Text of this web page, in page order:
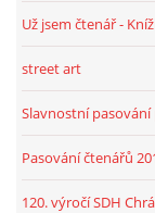
Už jsem čtenář -
street art
Slavnostní
Pasování čtenářů
120. výročí SDH